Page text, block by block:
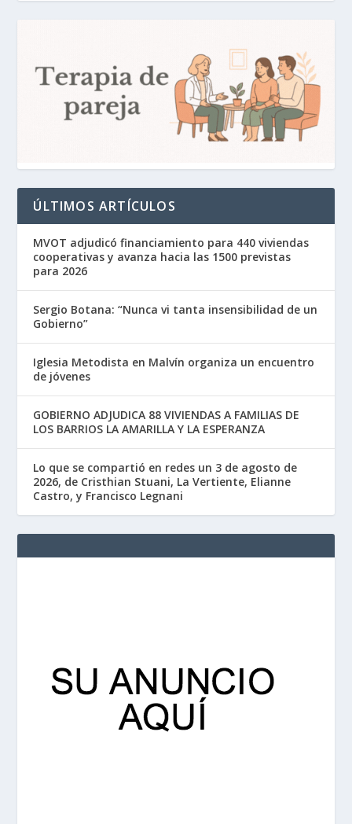
ÚLTIMOS ARTÍCULOS
MVOT adjudicó financiamiento para 440 viviendas
cooperativas y avanza hacia las 1500 previstas
para 2026
Sergio Botana: “Nunca vi tanta insensibilidad de un
Gobierno”
Iglesia Metodista en Malvín organiza un encuentro
de jóvenes
GOBIERNO ADJUDICA 88 VIVIENDAS A FAMILIAS DE
LOS BARRIOS LA AMARILLA Y LA ESPERANZA
Lo que se compartió en redes un 3 de agosto de
2026, de Cristhian Stuani, La Vertiente, Elianne
Castro, y Francisco Legnani